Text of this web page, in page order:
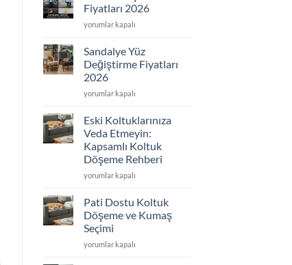
için
Fiyatları 2026
Koltuk
Fiyatları
2026
için
yorumlar kapalı
Sandalye Yüz
Değiştirme Fiyatları
2026
Sandalye
Değiştirme
2026
için
yorumlar kapalı
Eski Koltuklarınıza
Veda Etmeyin:
Kapsamlı Koltuk
Döşeme Rehberi
Eski
Veda
Kapsamlı
Koltuk
Döşeme
yorumlar kapalı
Pati Dostu Koltuk
Döşeme ve Kumaş
Seçimi
Pati
yorumlar kapalı